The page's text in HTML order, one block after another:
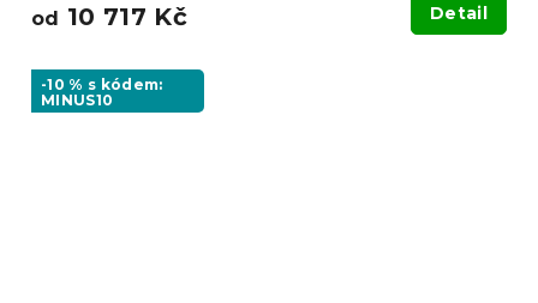
od 10 717 Kč Detail
-10 % s kódem:
MINUS10